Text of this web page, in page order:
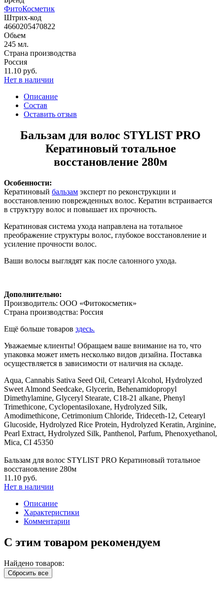
ФитоКосметик
Штрих-код
4660205470822
Обьем
245 мл.
Страна производства
Россия
11.10 руб.
Нет в наличии
Описание
Состав
Оставить отзыв
Бальзам для волос STYLIST PRO
Кератиновый тотальное
восстановление 280м
Особенности:
Кератиновый бальзам эксперт по реконструкции и
восстановлению поврежденных волос. Кератин встраивается
в структуру волос и повышает их прочность.
Кератиновая система ухода направлена на тотальное
преображение структуры волос, глубокое восстановление и
усиление прочности волос.
Ваши волосы выглядят как после салонного ухода.
Дополнительно:
Производитель: ООО «Фитокосметик»
Страна производства: Россия
Ещё больше товаров здесь.
Уважаемые клиенты! Обращаем ваше внимание на то, что
упаковка может иметь несколько видов дизайна. Поставка
осуществляется в зависимости от наличия на складе.
Aqua, Cannabis Sativa Seed Oil, Cetearyl Alcohol, Hydrolyzed
Sweet Almond Seedcake, Glycerin, Behenamidopropyl
Dimethylamine, Glyceryl Stearate, C18-21 alkane, Phenyl
Trimethicone, Cyclopentasiloxane, Hydrolyzed Silk,
Amodimethicone, Cetrimonium Chloride, Trideceth‐12, Cetearyl
Glucoside, Hydrolyzed Rice Protein, Hydrolyzed Keratin, Arginine,
Pearl Extract, Hydrolyzed Silk, Panthenol, Parfum, Phenoxyethanol,
Mica, CI 45350
Бальзам для волос STYLIST PRO Кератиновый тотальное
восстановление 280м
11.10 руб.
Нет в наличии
Описание
Характеристики
Комментарии
С этим товаром рекомендуем
Найдено товаров:
Сбросить все